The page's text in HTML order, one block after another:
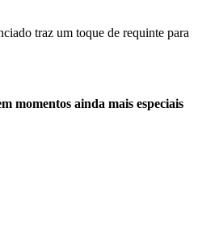
traz um toque de requinte para
momentos ainda mais especiais